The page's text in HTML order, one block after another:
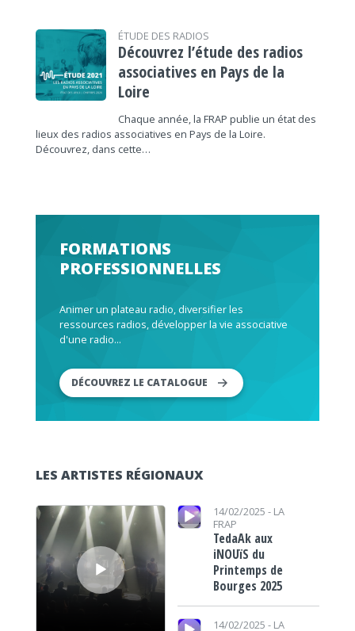
ÉTUDE DES RADIOS
Découvrez l’étude des radios
associatives en Pays de la
Loire
Chaque année, la FRAP publie un état des
lieux des radios associatives en Pays de la Loire.
Découvrez, dans cette…
FORMATIONS
PROFESSIONNELLES
Animer un plateau radio, diversifier les
ressources radios, développer la vie associative
d'une radio...
DÉCOUVREZ LE CATALOGUE
LES ARTISTES RÉGIONAUX
Lecteur audio
Lecteur audio 14/02/2025 - LA
FRAP
TedaAk aux
iNOUïS du
Printemps de
Bourges 2025
Lecteur audio
14/02/2025 - LA